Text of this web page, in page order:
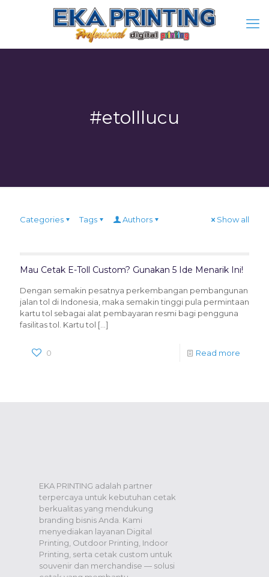
#etolllucu
Categories Tags Authors Show all
Mau Cetak E-Toll Custom? Gunakan 5 Ide Menarik Ini!
Dengan semakin pesatnya perkembangan pembangunan
jalan tol di Indonesia, maka semakin tinggi pula permintaan
kartu tol sebagai alat pembayaran resmi bagi pengguna
fasilitas tol. Kartu tol […]
0 Read more
EKA PRINTING adalah partner
terpercaya untuk kebutuhan cetak
berkualitas yang mendukung
branding bisnis Anda. Kami
menyediakan layanan Digital
Printing, Outdoor Printing, Indoor
Printing, serta cetak custom untuk
souvenir dan merchandise — solusi